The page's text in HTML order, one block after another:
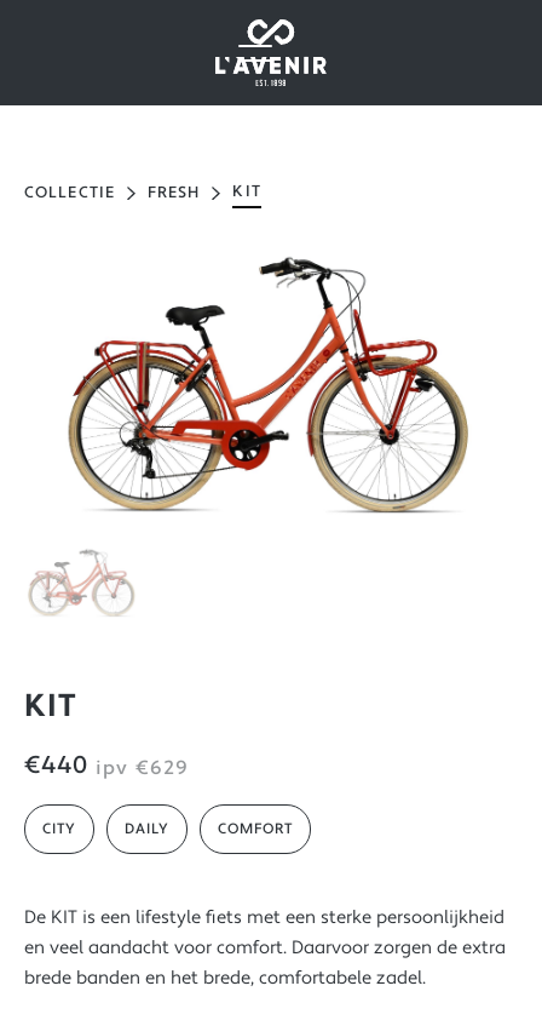
COLLECTIE FRESH KIT
KIT
€440 ipv €629
CITY DAILY COMFORT
De KIT is een lifestyle fiets met een sterke persoonlijkheid
en veel aandacht voor comfort. Daarvoor zorgen de extra
brede banden en het brede, comfortabele zadel.